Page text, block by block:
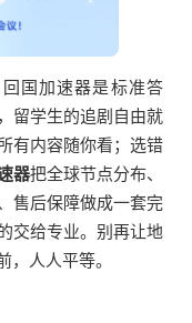
国加速器是标准答
留学生的追剧自由就
有内容随你看；选错
器把全球节点分布、
售后保障做成一套完
交给专业。别再让地
，人人平等。